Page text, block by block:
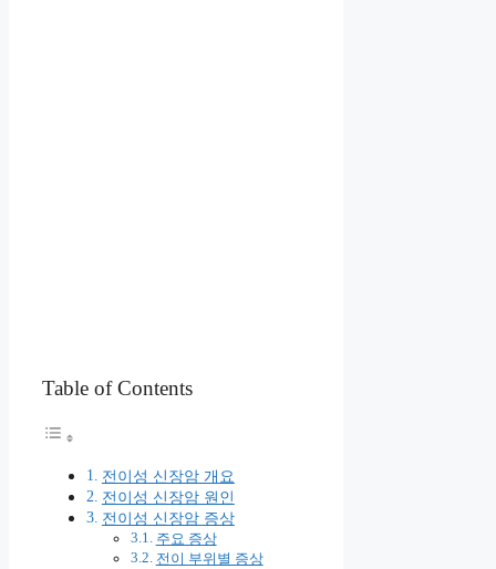
Table of Contents
전이성 신장암 개요
전이성 신장암 원인
전이성 신장암 증상
주요 증상
전이 부위별 증상